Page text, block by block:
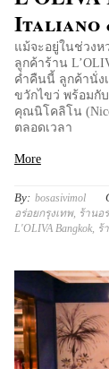
Italiano
แม้จะอยู่ในช่วงห
ลูกค้าร้าน
ค่ำคืนนี้ ลูกค้านั่ง
ขวักไขว่ พร้อมกั
คุณนิโคลิโน
ตลอดเวลา
More
By: bosasivimol
อร่อยกรุงเทพ, ร้านอ
L'OLIVA Bangkok, ร้